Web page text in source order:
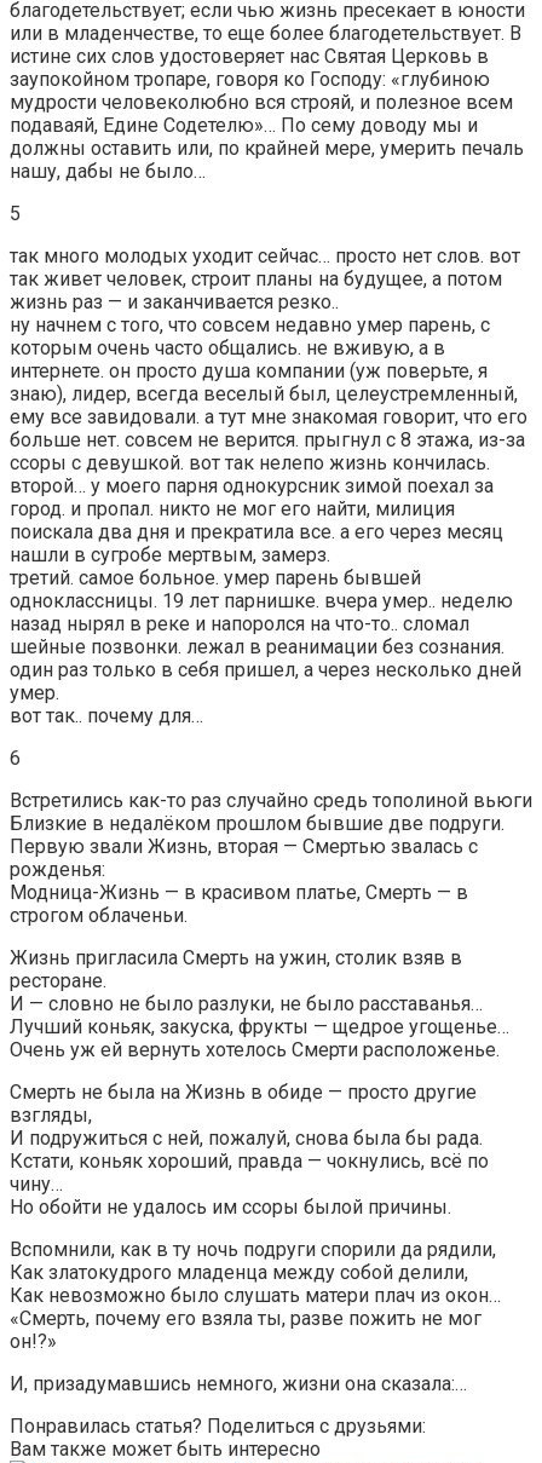
благодетельствует; если чью жизнь пресекает в юности
или в младенчестве, то еще более благодетельствует. В
истине сих слов удостоверяет нас Святая Церковь в
заупокойном тропаре, говоря ко Господу: «глубиною
мудрости человеколюбно вся строяй, и полезное всем
подаваяй, Едине Содетелю»… По сему доводу мы и
должны оставить или, по крайней мере, умерить печаль
нашу, дабы не было…
5
так много молодых уходит сейчас… просто нет слов. вот
так живет человек, строит планы на будущее, а потом
жизнь раз — и заканчивается резко..
ну начнем с того, что совсем недавно умер парень, с
которым очень часто общались. не вживую, а в
интернете. он просто душа компании (уж поверьте, я
знаю), лидер, всегда веселый был, целеустремленный,
ему все завидовали. а тут мне знакомая говорит, что его
больше нет. совсем не верится. прыгнул с 8 этажа, из-за
ссоры с девушкой. вот так нелепо жизнь кончилась.
второй… у моего парня однокурсник зимой поехал за
город. и пропал. никто не мог его найти, милиция
поискала два дня и прекратила все. а его через месяц
нашли в сугробе мертвым, замерз.
третий. самое больное. умер парень бывшей
одноклассницы. 19 лет парнишке. вчера умер.. неделю
назад нырял в реке и напоролся на что-то.. сломал
шейные позвонки. лежал в реанимации без сознания.
один раз только в себя пришел, а через несколько дней
умер.
вот так.. почему для…
6
Встретились как-то раз случайно cредь тополиной вьюги
Близкие в недалёком прошлом бывшие две подруги.
Первую звали Жизнь, вторая — Смертью звалась с
рожденья:
Модница-Жизнь — в красивом платье, Смерть — в
строгом облаченьи.
Жизнь пригласила Смерть на ужин, столик взяв в
ресторане.
И — словно не было разлуки, не было расставанья…
Лучший коньяк, закуска, фрукты — щедрое угощенье…
Очень уж ей вернуть хотелось Смерти расположенье.
Смерть не была на Жизнь в обиде — просто другие
взгляды,
И подружиться с ней, пожалуй, снова была бы рада.
Кстати, коньяк хороший, правда — чокнулись, всё по
чину…
Но обойти не удалось им ссоры былой причины.
Вспомнили, как в ту ночь подруги спорили да рядили,
Как златокудрого младенца между собой делили,
Как невозможно было слушать матери плач из окон…
«Смерть, почему его взяла ты, разве пожить не мог
он!?»
И, призадумавшись немного, жизни она сказала:…
Понравилась статья? Поделиться с друзьями:
Вам также может быть интересно